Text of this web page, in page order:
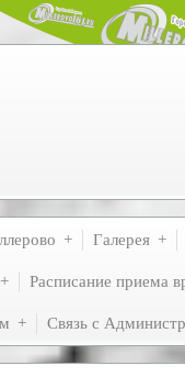
Галерея
Расписание приема
Связь с